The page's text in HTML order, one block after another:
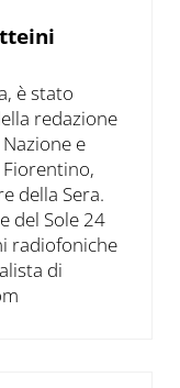
è stato
redazione
e
della Sera.
del Sole 24
radiofoniche
di